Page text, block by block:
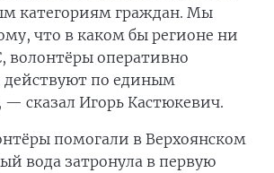
категориям граждан. Мы
что в каком бы регионе ни
волонтёры оперативно
действуют по единым
сказал Игорь Кастюкевич.
помогали в Верхоянском
вода затронула в первую